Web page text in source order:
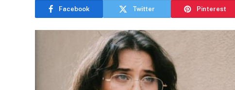
Facebook Twitter Pinterest